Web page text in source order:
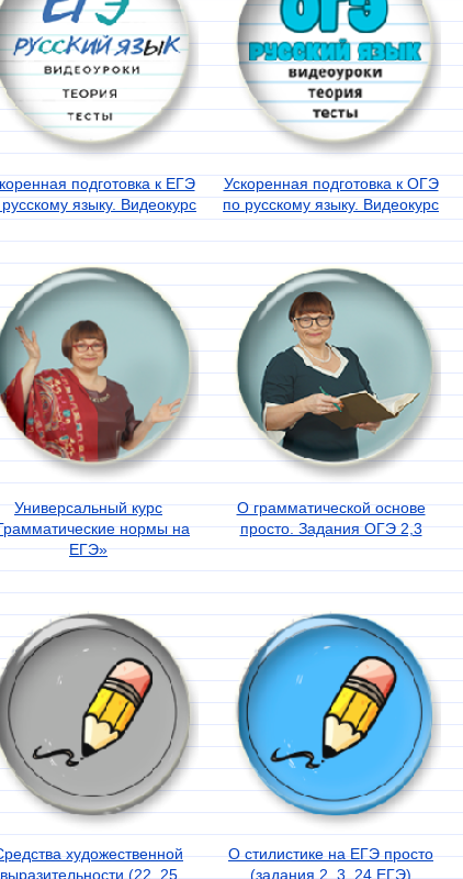
подготовка к ЕГЭ
языку. Видеокурс
Ускоренная подготовка к ОГЭ
по русскому языку. Видеокурс
Универсальный курс
нормы на
ЕГЭ»
О грамматической основе
просто. Задания ОГЭ 2,3
художественной
выразительности (22, 25
О стилистике на ЕГЭ просто
(задания 2, 3, 24 ЕГЭ)